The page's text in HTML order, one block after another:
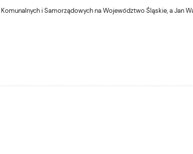
i Samorządowych na Województwo Śląskie, a Jan